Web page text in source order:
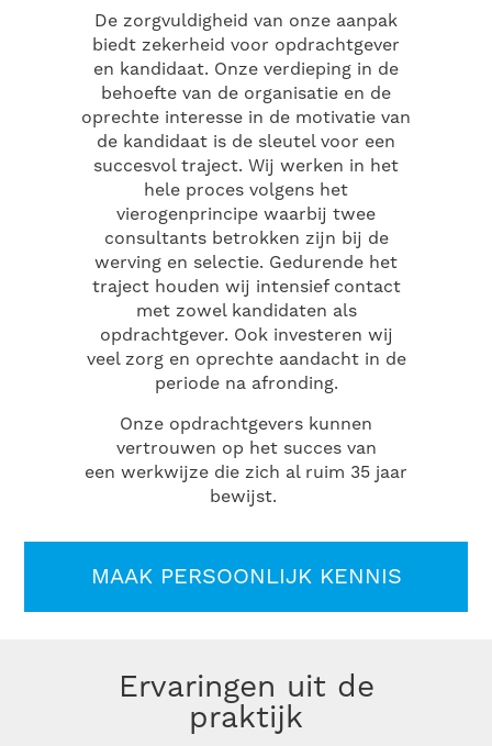
De zorgvuldigheid van onze aanpak
biedt zekerheid voor opdrachtgever
en kandidaat. Onze verdieping in de
behoefte van de organisatie en de
oprechte interesse in de motivatie van
de kandidaat is de sleutel voor een
succesvol traject. Wij werken in het
hele proces volgens het
vierogenprincipe waarbij twee
consultants betrokken zijn bij de
werving en selectie. Gedurende het
traject houden wij intensief contact
met zowel kandidaten als
opdrachtgever. Ook investeren wij
veel zorg en oprechte aandacht in de
periode na afronding.
Onze opdrachtgevers kunnen
vertrouwen op het succes van
een werkwijze die zich al ruim 35 jaar
bewijst.
MAAK PERSOONLIJK KENNIS
Ervaringen uit de
praktijk